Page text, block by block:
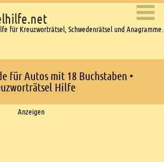
für Kreuzworträtsel, Schwedenrätsel und Anagramme.
für Autos mit 18 Buchstaben •
Hilfe
Anzeigen